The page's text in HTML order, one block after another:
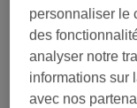
Propreté
Personnel
personnaliser le
des
analyser notre
informations sur
avec nos